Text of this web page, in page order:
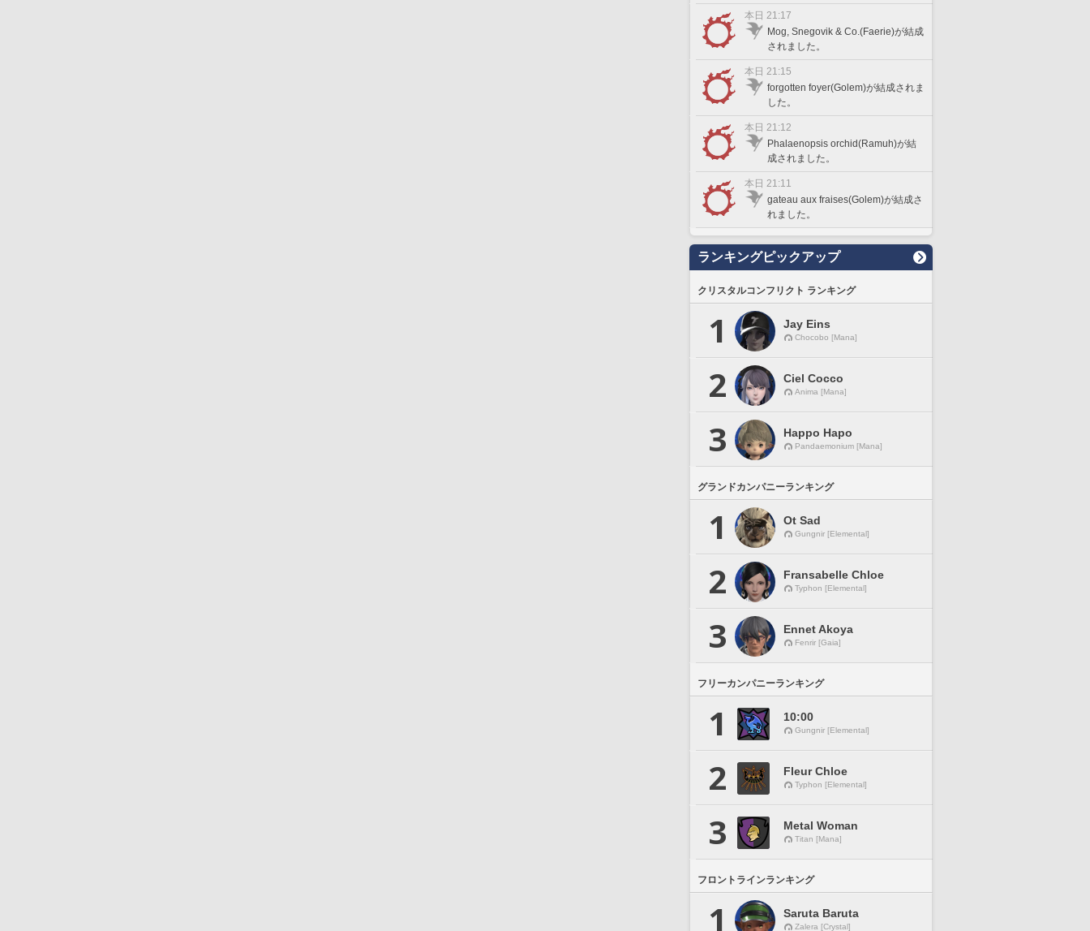
本日 21:17
Mog, Snegovik & Co.(Faerie)が結成
されました。
本日 21:15
forgotten foyer(Golem)が結成されま
した。
本日 21:12
Phalaenopsis orchid(Ramuh)が結
成されました。
本日 21:11
gateau aux fraises(Golem)が結成さ
れました。
ランキングピックアップ
クリスタルコンフリクト ランキング
1 Jay Eins
Chocobo [Mana]
2 Ciel Cocco
Anima [Mana]
3 Happo Hapo
Pandaemonium [Mana]
グランドカンパニーランキング
1 Ot Sad
Gungnir [Elemental]
2 Fransabelle Chloe
Typhon [Elemental]
3 Ennet Akoya
Fenrir [Gaia]
フリーカンパニーランキング
1 10:00
Gungnir [Elemental]
2 Fleur Chloe
Typhon [Elemental]
3 Metal Woman
Titan [Mana]
フロントラインランキング
1 Saruta Baruta
Zalera [Crystal]